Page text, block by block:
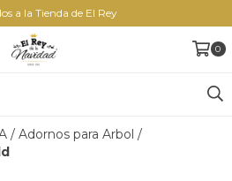
a la Tienda de El Rey
0
/ Adornos para Arbol /